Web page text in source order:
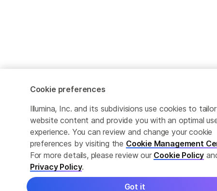
Cookie preferences
Illumina, Inc. and its subdivisions use cookies to tailor
website content and provide you with an optimal
experience. You can review and change your cookie
preferences by visiting the Cookie Management
For more details, please review our Cookie Policy
Privacy Policy.
Got it